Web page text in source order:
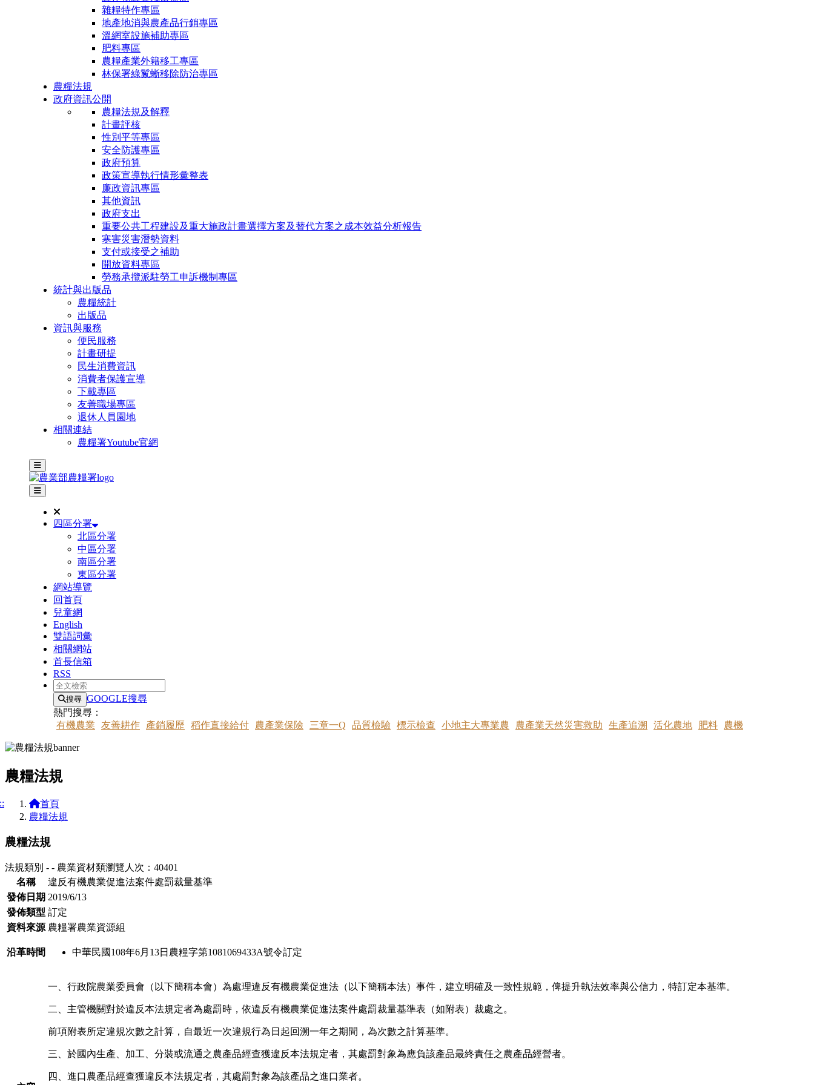
雜糧特作專區
地產地消與農產品行銷專區
溫網室設施補助專區
肥料專區
農糧產業外籍移工專區
林保署綠鬣蜥移除防治專區
農糧法規
政府資訊公開
農糧法規及解釋
計畫評核
性別平等專區
安全防護專區
政府預算
政策宣導執行情形彙整表
廉政資訊專區
其他資訊
政府支出
重要公共工程建設及重大施政計畫選擇方案及替代方案之成本效益分析報告
寒害災害潛勢資料
支付或接受之補助
開放資料專區
勞務承攬派駐勞工申訴機制專區
統計與出版品
農糧統計
出版品
資訊與服務
便民服務
計畫研提
民生消費資訊
消費者保護宣導
下載專區
友善職場專區
退休人員園地
相關連結
農糧署Youtube官網
主選單
其他網站選單
四區分署
北區分署
中區分署
南區分署
東區分署
網站導覽
回首頁
兒童網
English
雙語詞彙
相關網站
首長信箱
RSS
全文檢索
搜尋 GOOGLE搜尋
熱門搜尋：
有機農業
友善耕作 產銷履歷 稻作直接給付 農產業保險 三章一Q 品質檢驗 標示檢查 小地主大專業農 農產業天然災害救助 生產追溯 活化農地 肥料 農機
農糧法規
首頁
農糧法規
農糧法規
法規類別 - - 農業資材類瀏覽人次：40401
名稱
違反有機農業促進法案件處罰裁量基準
發佈日期 2019/6/13
發佈類型 訂定
資料來源 農糧署農業資源組
沿革時間 中華民國108年6月13日農糧字第1081069433A號令訂定
一、行政院農業委員會（以下簡稱本會）為處理違反有機農業促進法（以下簡稱本法）事件，建立明確及一致性規範，俾提升執法效率與公信力，特訂定本基準。
二、主管機關對於違反本法規定者為處罰時，依違反有機農業促進法案件處罰裁量基準表（如附表）裁處之。
前項附表所定違規次數之計算，自最近一次違規行為日起回溯一年之期間，為次數之計算基準。
三、於國內生產、加工、分裝或流通之農產品經查獲違反本法規定者，其處罰對象為應負該產品最終責任之農產品經營者。
四、進口農產品經查獲違反本法規定者，其處罰對象為該產品之進口業者。